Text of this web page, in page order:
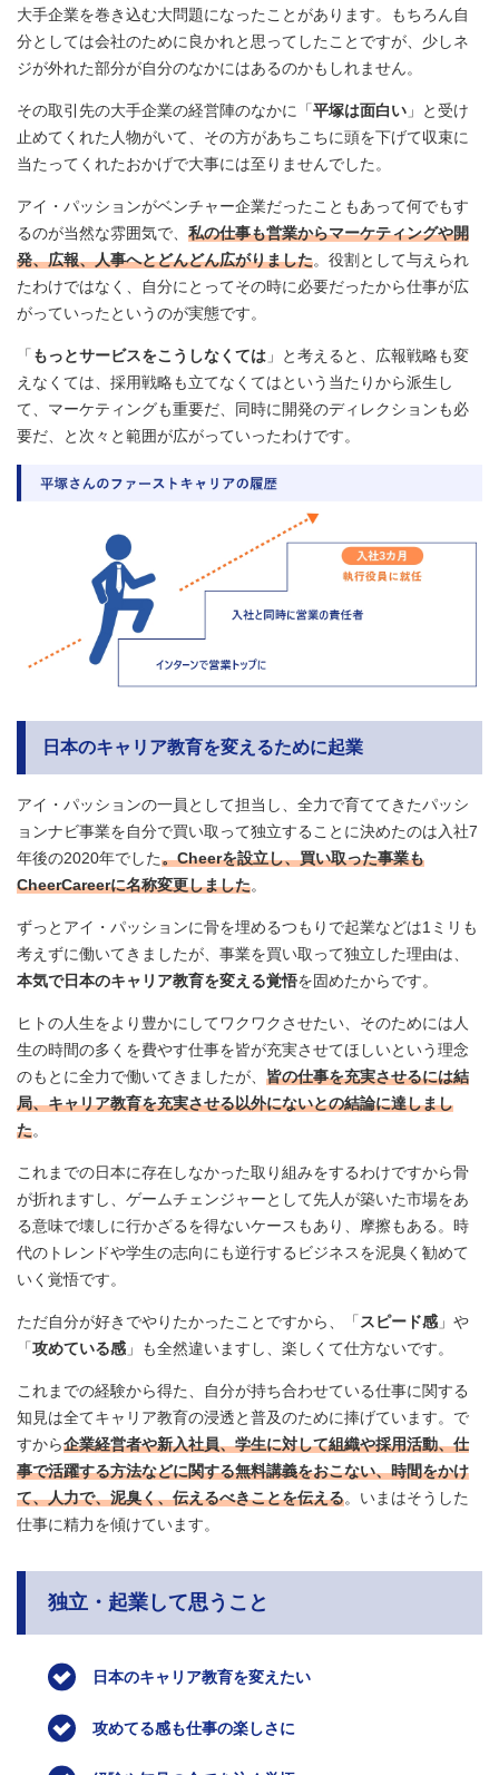
大手企業を巻き込む大問題になったことがあります。もちろん自
分としては会社のために良かれと思ってしたことですが、少しネ
ジが外れた部分が自分のなかにはあるのかもしれません。
その取引先の大手企業の経営陣のなかに「平塚は面白い 」と受け
止めてくれた人物がいて、その方があちこちに頭を下げて収束に
当たってくれたおかげで大事には至りませんでした。
アイ・パッションがベンチャー企業だったこともあって何でもす
るのが当然な雰囲気で、 私の仕事も営業からマーケティングや開
発、広報、人事へとどんどん広がりました。役割として与えられ
たわけではなく、自分にとってその時に必要だったから仕事が広
がっていったというのが実態です。
「 もっとサービスをこうしなくては 」と考えると、広報戦略も変
えなくては、採用戦略も立てなくてはという当たりから派生し
て、マーケティングも重要だ、同時に開発のディレクションも必
要だ、と次々と範囲が広がっていったわけです。
日本のキャリア教育を変えるために起業
アイ・パッションの一員として担当し、全力で育ててきたパッシ
ョンナビ事業を自分で買い取って独立することに決めたのは入社7
年後の2020年でした。Cheerを設立し、買い取った事業も
CheerCareerに名称変更しました。
ずっとアイ・パッションに骨を埋めるつもりで起業などは1ミリも
考えずに働いてきましたが、事業を買い取って独立した理由は、
本気で日本のキャリア教育を変える覚悟を固めたからです。
ヒトの人生をより豊かにしてワクワクさせたい、そのためには人
生の時間の多くを費やす仕事を皆が充実させてほしいという理念
のもとに全力で働いてきましたが、 皆の仕事を充実させるには結
局、キャリア教育を充実させる以外にないとの結論に達しまし
た。
これまでの日本に存在しなかった取り組みをするわけですから骨
が折れますし、ゲームチェンジャーとして先人が築いた市場をあ
る意味で壊しに行かざるを得ないケースもあり、摩擦もある。時
代のトレンドや学生の志向にも逆行するビジネスを泥臭く勧めて
いく覚悟です。
ただ自分が好きでやりたかったことですから、「 スピード感 」や
「攻めている感 」も全然違いますし、楽しくて仕方ないです。
これまでの経験から得た、自分が持ち合わせている仕事に関する
知見は全てキャリア教育の浸透と普及のために捧げています。で
すから企業経営者や新入社員、学生に対して組織や採用活動、仕
事で活躍する方法などに関する無料講義をおこない、時間をかけ
て、人力で、泥臭く、伝えるべきことを伝える。いまはそうした
仕事に精力を傾けています。
独立・起業して思うこと
日本のキャリア教育を変えたい
攻めてる感も仕事の楽しさに